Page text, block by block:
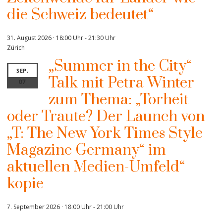
die Schweiz bedeutet“
31. August 2026 · 18:00 Uhr-21:30 Uhr
Zürich
SEP.
07
„Summer in the City“
Talk mit Petra Winter
zum Thema: „Torheit
oder Traute? Der Launch von
„T: The New York Times Style
Magazine Germany“ im
aktuellen Medien-Umfeld“
kopie
7. September 2026 · 18:00 Uhr-21:00 Uhr